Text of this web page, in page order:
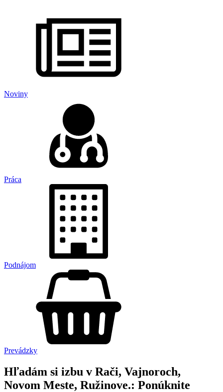
Noviny
Práca
Podnájom
Prevádzky
Hľadám si izbu v Rači, Vajnoroch,
Novom Meste, Ružinove.: Ponúknite